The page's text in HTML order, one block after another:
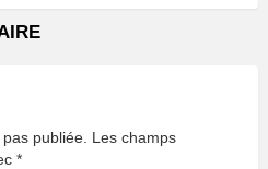
publiée. Les champs
*